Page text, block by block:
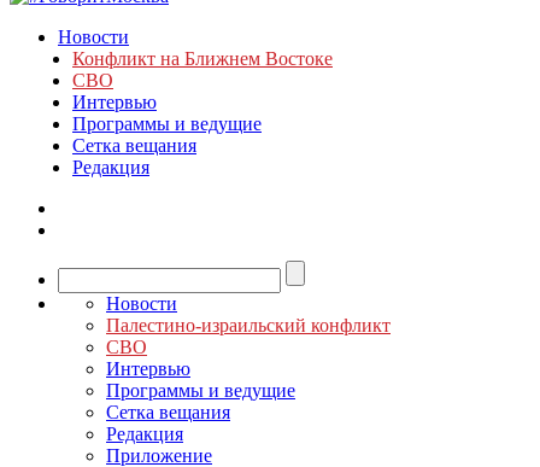
Новости
Конфликт на Ближнем Востоке
СВО
Интервью
Программы и ведущие
Сетка вещания
Редакция
Новости
Палестино-израильский конфликт
СВО
Интервью
Программы и ведущие
Сетка вещания
Редакция
Приложение